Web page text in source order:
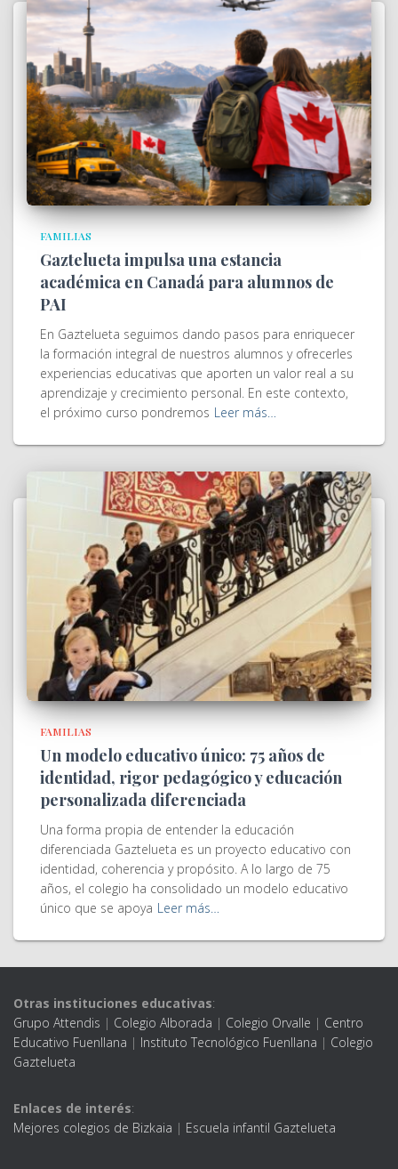
FAMILIAS
Gaztelueta impulsa una estancia
académica en Canadá para alumnos de
PAI
En Gaztelueta seguimos dando pasos para enriquecer
la formación integral de nuestros alumnos y ofrecerles
experiencias educativas que aporten un valor real a su
aprendizaje y crecimiento personal. En este contexto,
el próximo curso pondremos Leer más…
FAMILIAS
Un modelo educativo único: 75 años de
identidad, rigor pedagógico y educación
personalizada diferenciada
Una forma propia de entender la educación
diferenciada Gaztelueta es un proyecto educativo con
identidad, coherencia y propósito. A lo largo de 75
años, el colegio ha consolidado un modelo educativo
único que se apoya Leer más…
Otras instituciones educativas:
Grupo Attendis | Colegio Alborada | Colegio Orvalle | Centro
Educativo Fuenllana | Instituto Tecnológico Fuenllana | Colegio
Gaztelueta
Enlaces de interés:
Mejores colegios de Bizkaia | Escuela infantil Gaztelueta